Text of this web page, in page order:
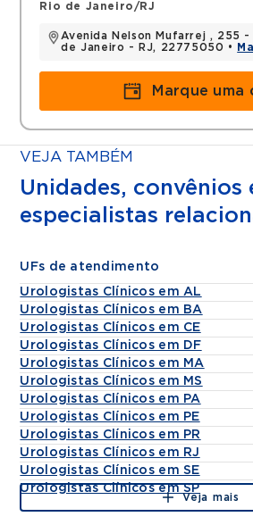
Rio de Janeiro/RJ
Avenida Nelson Mufarrej , 255 -
de Janeiro - RJ, 22775050 •
Marque uma
VEJA TAMBÉM
Unidades, convênios
especialistas
UFs de atendimento
Urologistas Clínicos em AL
Urologistas Clínicos em BA
Urologistas Clínicos em CE
Urologistas Clínicos em DF
Urologistas Clínicos em MA
Urologistas Clínicos em MS
Urologistas Clínicos em PA
Urologistas Clínicos em PE
Urologistas Clínicos em PR
Urologistas Clínicos em RJ
Urologistas Clínicos em SE
Urologistas Clínicos em SP
Veja mais